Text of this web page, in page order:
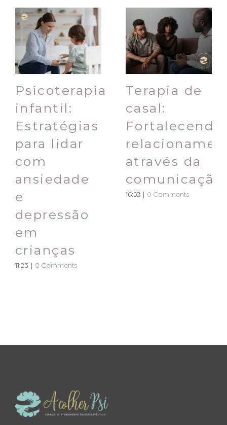
Psicoterapia
infantil:
Estratégias
para lidar
com
ansiedade
e
depressão
em
crianças
11:23 | 0 Comments
Terapia de
casal:
Fortalecendo
através da
comunicação
16:52 | 0 Comments